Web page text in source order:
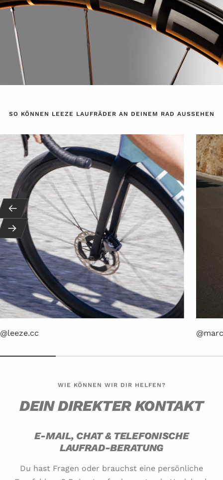
SO KÖNNEN LEEZE LAUFRÄDER AN DEINEM RAD AUSSEHEN
@leeze.cc
Weiter
WIE KÖNNEN WIR DIR HELFEN?
DEIN DIREKTER KONTAKT
E-MAIL, CHAT & TELEFONISCHE
LAUFRAD-BERATUNG
Du hast Fragen oder brauchst eine persönliche